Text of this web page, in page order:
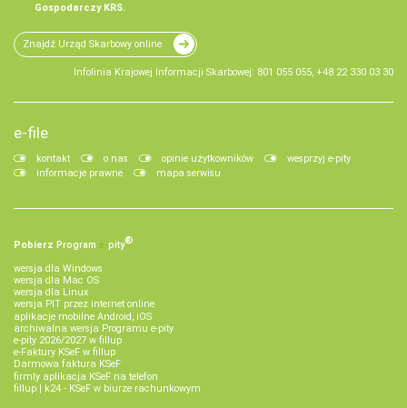
Gospodarczy KRS.
Znajdź Urząd Skarbowy online
Infolinia Krajowej Informacji Skarbowej: 801 055 055, +48 22 330 03 30
e-file
kontakt o nas opinie użytkowników
wesprzyj e-pity
informacje prawne
mapa serwisu
Pobierz Program e‑pity®
wersja dla Windows
wersja dla Mac OS
wersja dla Linux
wersja PIT przez internet online
aplikacje mobilne Android, iOS
archiwalna wersja Programu e-pity
e-pity 2026/2027 w fillup
e‑Faktury KSeF w fillup
Darmowa faktura KSeF
firmly aplikacja KSeF na telefon
fillup | k24 - KSeF w biurze rachunkowym